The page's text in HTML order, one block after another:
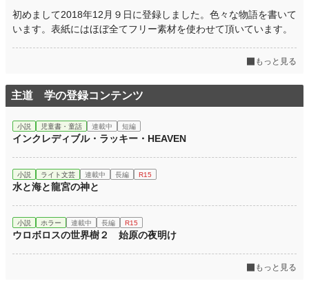
初めまして2018年12月９日に登録しました。色々な物語を書いて
います。表紙にはほぼ全てフリー素材を使わせて頂いています。
もっと見る
主道 学の登録コンテンツ
小説 児童書・童話 連載中 短編
インクレディブル・ラッキー・HEAVEN
小説 ライト文芸 連載中 長編 R15
水と海と龍宮の神と
小説 ホラー 連載中 長編 R15
ウロボロスの世界樹２ 始原の夜明け
もっと見る